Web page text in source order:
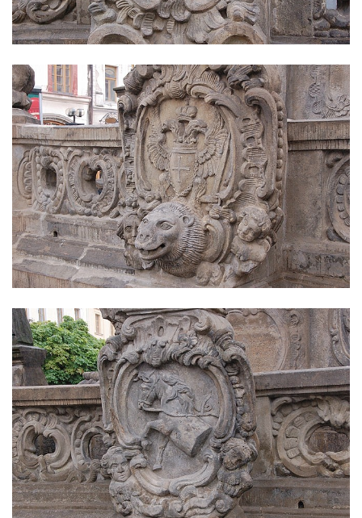
Rokycanech
Sloup Panny Marie v Červeném Hrádku
Sloup se sochou Piety v Jirkově
Torzo sloupu neznámého určení v Klášterci
nad Ohří
Sloup Panny Marie v Libochovicích
Sloup Panny Marie v Litoměřicích
Sloupová boží muka s reliéfy v Jáchymově
Sloup Nejsvětější Trojice v Jáchymově
Sloup Nejsvětější Trojice ve Valči
Sloup Panny Marie ve Valči
Sloup svatého Jana Nepomuckého v Horní
Blatné
Sloup Panny Marie Polické v Horní Polici
Sloup Panny Marie v Horní Polici
Sloup se sochou svatého Šebestiána v
Žandově
Sloup Panny Marie u Černýše
Sloup Panny Marie v Okounově
Sloup Panny Marie v Hradci Králové
Sloup Panny Marie v Turnově